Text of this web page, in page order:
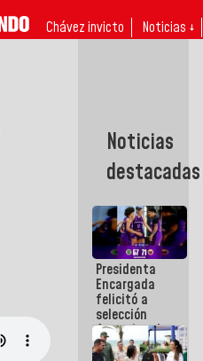
Chávez invicto Noticias ↓
Noticias
destacadas
Presidenta
Encargada
felicitó a
selección
femenina de
baloncesto